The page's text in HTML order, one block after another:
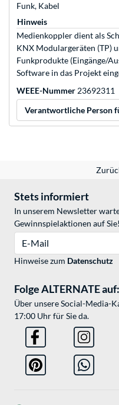
Funk, Kabel
Hinweis
Medienkoppler dient als
KNX Modulargeräten (TP)
Funkprodukte (Eingänge/
Software in das Projekt
WEEE-Nummer 23692311
Verantwortliche Person
Stets informiert
In unserem Newsletter
Gewinnspielaktionen auf Sie!
Hinweise zum Datenschutz
Folge ALTERNATE auf:
Über unsere Social-Media-
17:00 Uhr für Sie da.